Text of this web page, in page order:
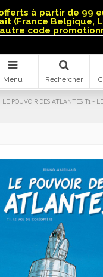
à partir de 99
(France Belgique,
autre code
Menu Rechercher
LE POUVOIR DES ATLANTES T1 -